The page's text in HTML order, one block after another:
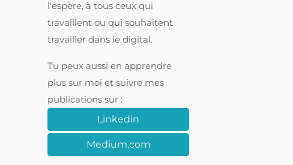
l'espère, à tous ceux qui
travaillent ou qui souhaitent
travailler dans le digital.
Tu peux aussi en apprendre
plus sur moi et suivre mes
publications sur :
Linkedin
Medium.com